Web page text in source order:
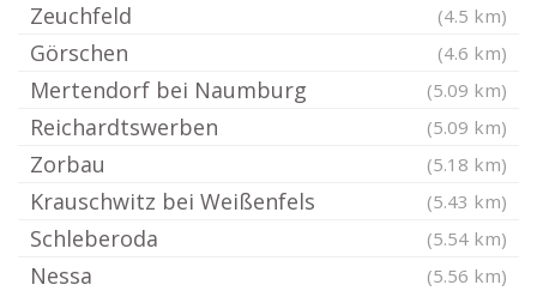
Zeuchfeld (4.5 km)
Görschen (4.6 km)
Mertendorf bei Naumburg (5.09 km)
Reichardtswerben (5.09 km)
Zorbau (5.18 km)
Krauschwitz bei Weißenfels (5.43 km)
Schleberoda (5.54 km)
Nessa (5.56 km)